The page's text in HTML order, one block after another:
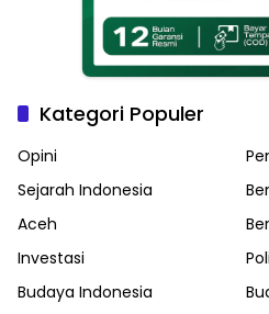
Kategori Populer
Opini
Sejarah Indonesia
Aceh
Investasi
Budaya Indonesia